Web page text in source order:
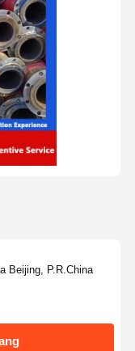
Beijing, P.R.China